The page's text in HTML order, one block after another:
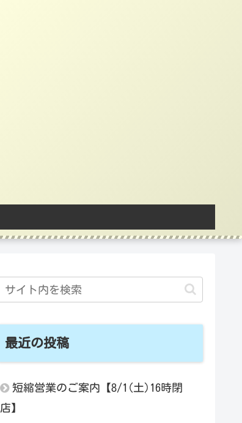
最近の投稿
短縮営業のご案内【8/1(土)16時閉
店】